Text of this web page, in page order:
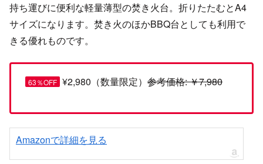
持ち運びに便利な軽量薄型の焚き火台。折りたたむとA4
サイズになります。焚き火のほかBBQ台としても利用で
きる優れものです。
63％OFF ¥2,980（数量限定） 参考価格: ￥7,980
Amazonで詳細を見る